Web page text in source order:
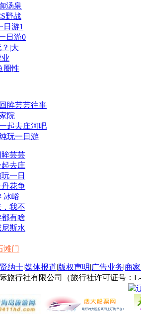
汤泉
野战
日游1
日游0
|大
圈性
芸芸
去庄
一日
花争
冰峪
我不
有啥
斯水
滩门
纳士|媒体报道|版权声明|广告业务|商
旅行社有限公司（旅行社许可证号：